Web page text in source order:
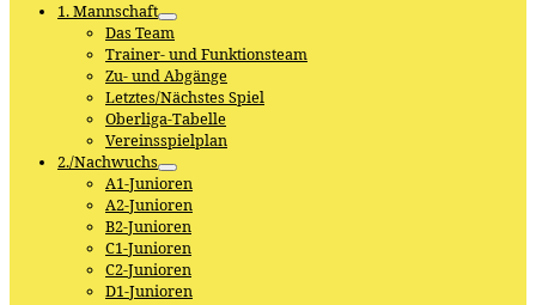
1. Mannschaft
Das Team
Trainer- und Funktionsteam
Zu- und Abgänge
Letztes/Nächstes Spiel
Oberliga-Tabelle
Vereinsspielplan
2./Nachwuchs
A1-Junioren
A2-Junioren
B2-Junioren
C1-Junioren
C2-Junioren
D1-Junioren